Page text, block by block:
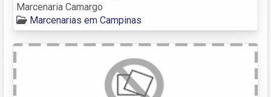
Marcenaria Camargo
Marcenarias em Campinas